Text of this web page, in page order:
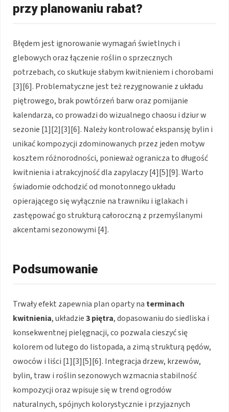
przy planowaniu rabat?
Błędem jest ignorowanie wymagań świetlnych i
glebowych oraz łączenie roślin o sprzecznych
potrzebach, co skutkuje słabym kwitnieniem i chorobami
[3][6]. Problematyczne jest też rezygnowanie z układu
piętrowego, brak powtórzeń barw oraz pomijanie
kalendarza, co prowadzi do wizualnego chaosu i dziur w
sezonie [1][2][3][6]. Należy kontrolować ekspansję bylin i
unikać kompozycji zdominowanych przez jeden motyw
kosztem różnorodności, ponieważ ogranicza to długość
kwitnienia i atrakcyjność dla zapylaczy [4][5][9]. Warto
świadomie odchodzić od monotonnego układu
opierającego się wyłącznie na trawniku i iglakach i
zastępować go strukturą całoroczną z przemyślanymi
akcentami sezonowymi [4].
Podsumowanie
Trwały efekt zapewnia plan oparty na terminach
kwitnienia, układzie3 piętra, dopasowaniu do siedliska i
konsekwentnej pielęgnacji, co pozwala cieszyć się
kolorem od lutego do listopada, a zimą strukturą pędów,
owoców i liści [1][3][5][6]. Integracja drzew, krzewów,
bylin, traw i roślin sezonowych wzmacnia stabilność
kompozycji oraz wpisuje się w trend ogrodów
naturalnych, spójnych kolorystycznie i przyjaznych